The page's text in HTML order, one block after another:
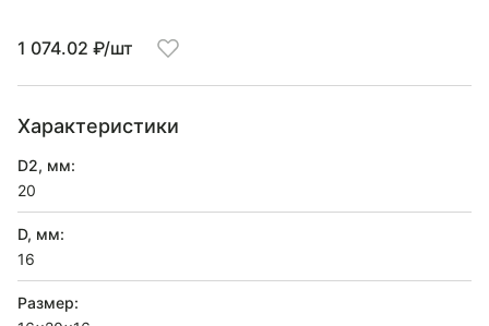
1 074.02 ₽/шт
Характеристики
D2, мм:
20
D, мм:
16
Размер: